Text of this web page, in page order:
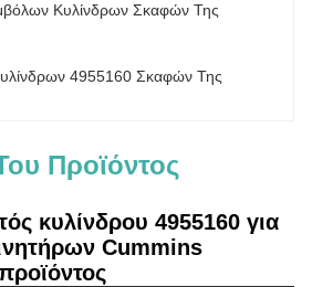
Κυλίνδρων Σκαφών Της
4955160 Σκαφών Της
Προϊόντος
κυλίνδρου 4955160 για
Cummins